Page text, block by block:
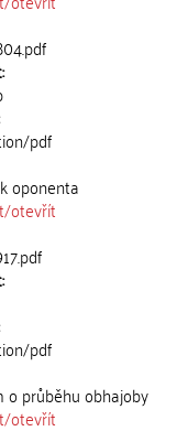
pdf
oponenta
otevřít
pdf
o průběhu obhajoby
otevřít